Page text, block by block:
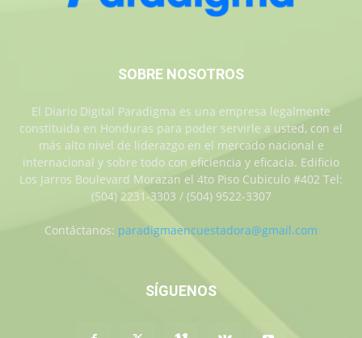
SOBRE NOSOTROS
El Diario Digital Paradigma es una empresa legalmente
constituida en Honduras para poder servirle a usted, con el
más alto nivel de liderazgo en el mercado nacional e
internacional y sobre todo con eficiencia y eficacia. Edificio
Los Jarros Boulevard Morazan el 4to Piso Cubiculo #402 Tel:
(504) 2231-3303 / (504) 9522-3307
Contáctanos: paradigmaencuestadora@gmail.com
SÍGUENOS